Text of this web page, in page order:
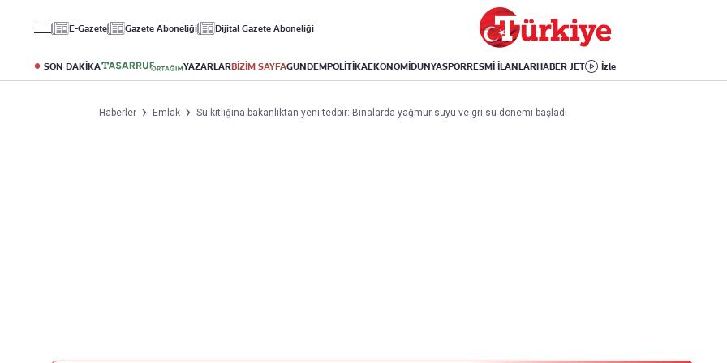
E-Gazete Gazete Aboneliği Dijital Gazete Aboneliği
SON DAKİKA YAZARLARBİZİM SAYFAGÜNDEMPOLİTİKAEKONOMİDÜNYASPORRESMİ İLANLARHABER JET İzle
Altın
Döviz
Kripto Para
Puan Durumu
Fikstür
Avrupa Ligi
Avrupa
Amerika
İsrail-Gazze
Yaşam
Sağlık
Yemek
Aktüel
Kitap
Haberler Emlak Su kıtlığına bakanlıktan yeni tedbir: Binalarda yağmur suyu ve gri su dönemi başladı